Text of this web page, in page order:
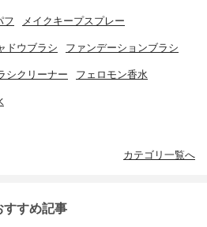
フ メイクキープスプレー
ドウブラシ ファンデーションブラシ
シクリーナー フェロモン香水
カテゴリ一覧へ
すすめ記事